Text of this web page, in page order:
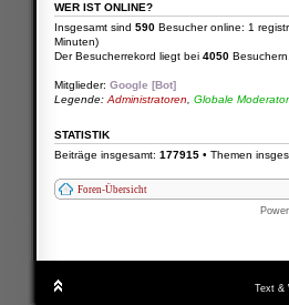
WER IST ONLINE?
Insgesamt sind 590 Besucher online: 1
Minuten)
Der Besucherrekord liegt bei 4050
Mitglieder: Google [Bot]
Legende: Administratoren Globale
STATISTIK
Beiträge insgesamt: 177915 • Themen
Foren-Übersicht
Text &